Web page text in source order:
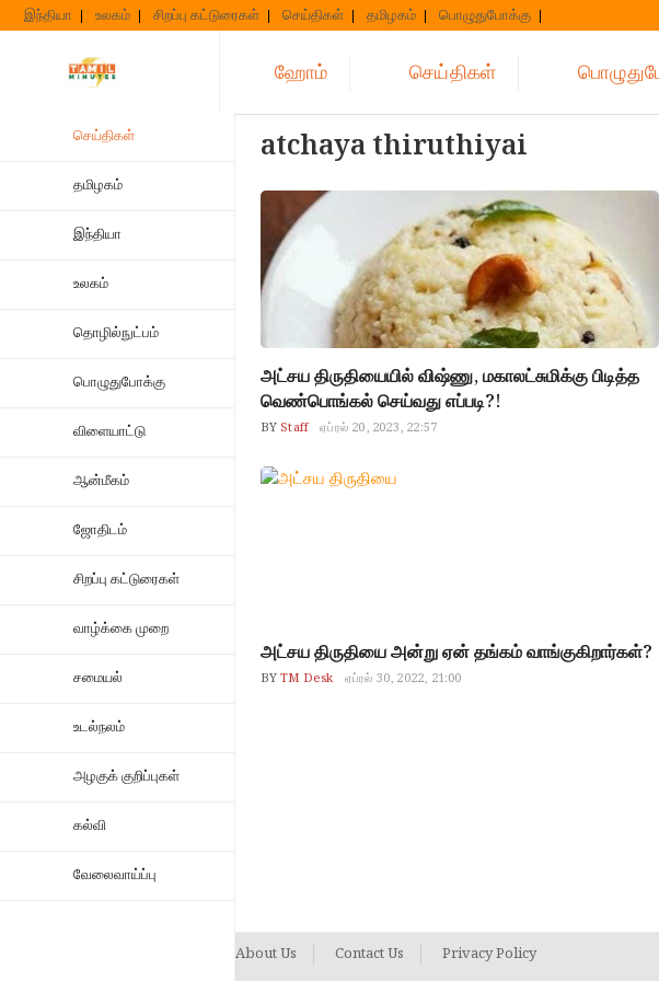
Skip
to
இந்தியா உலகம் சிறப்பு கட்டுரைகள் செய்திகள் தமிழகம் பொழுதுபோக்கு
ஹோம் செய்திகள்
செய்திகள்
தமிழகம்
இந்தியா
உலகம்
தொழில்நுட்பம்
பொழுதுபோக்கு
விளையாட்டு
ஆன்மீகம்
ஜோதிடம்
சிறப்பு கட்டுரைகள்
வாழ்க்கை முறை
சமையல்
உடல்நலம்
அழகுக் குறிப்புகள்
கல்வி
வேலைவாய்ப்பு
atchaya thiruthiyai
அட்சய திருதியையில் விஷ்ணு, மகாலட்சுமிக்கு பிடித்த
வெண்பொங்கல் செய்வது எப்படி?!
BYStaff ஏப்ரல் 20, 2023, 22:57
அட்சய திருதியை அன்று ஏன் தங்கம் வாங்குகிறார்கள்?
BYTM Desk ஏப்ரல் 30, 2022, 21:00
About Us Contact Us Privacy Policy